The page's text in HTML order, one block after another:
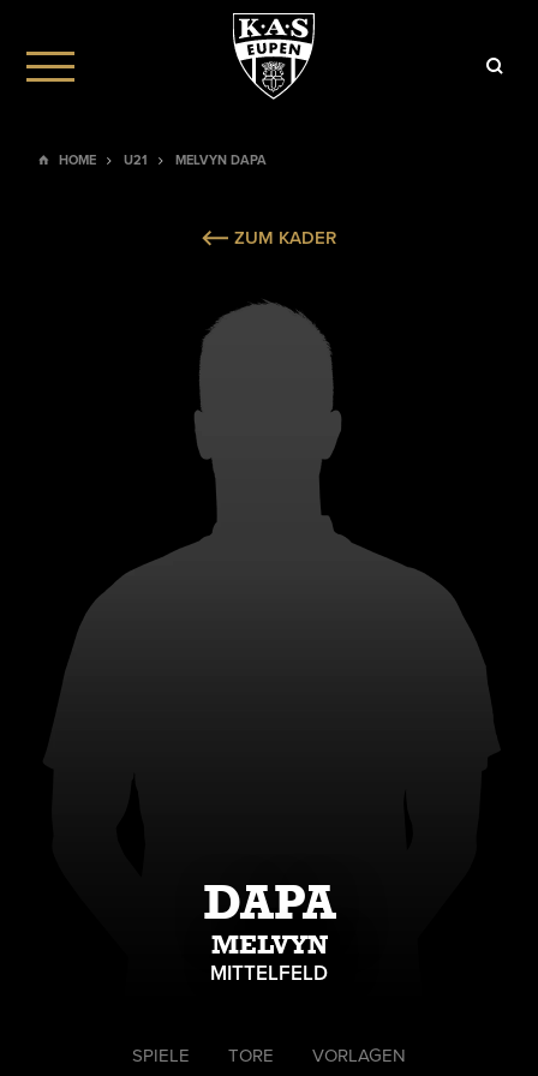
HOME U21 MELVYN DAPA
ZUM KADER
DAPA
MELVYN
MITTELFELD
SPIELE TORE VORLAGEN